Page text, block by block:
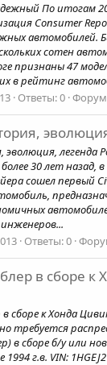
По итогам
Consumer
автомобилей.
сотен
признаны 47
в рейтинг
Ответы: 0
эволюция, легенда
30 лет назад,
сошел первый
Ответы: 0
в сборе к
сборе к Хонда
требуется
в сборе б/у или
г.в. VIN: